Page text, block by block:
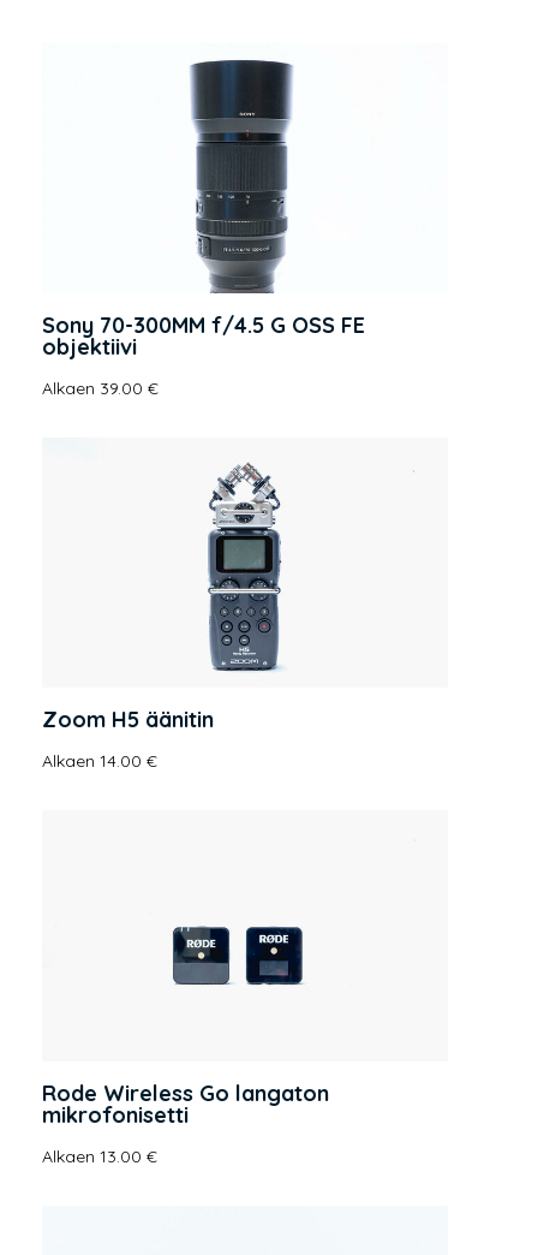
Sony 70-300MM f/4.5 G OSS FE
objektiivi
Alkaen 39.00 €
Zoom H5 äänitin
Alkaen 14.00 €
Rode Wireless Go langaton
mikrofonisetti
Alkaen 13.00 €